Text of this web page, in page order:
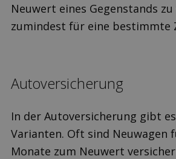
Neuwert eines Gegenstands
zumindest für eine bestimmte
Auto­versicherung
In der Auto­versicherung gibt
Varianten. Oft sind Neuwagen
Monate zum Neuwert